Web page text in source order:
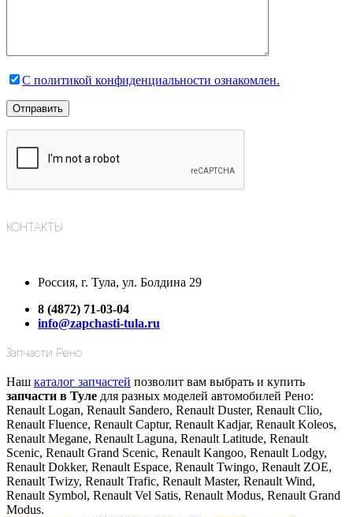
С политикой конфиденциальности ознакомлен.
КОНТАКТЫ
Россия, г. Тула, ул. Болдина 29
8 (4872) 71-03-04
info@zapchasti-tula.ru
Запчасти Рено
Наш каталог запчастей позволит вам выбрать и купить
запчасти в Туле для разных моделей автомобилей Рено:
Renault Logan, Renault Sandero, Renault Duster, Renault Clio,
Renault Fluence, Renault Captur, Renault Kadjar, Renault Koleos,
Renault Megane, Renault Laguna, Renault Latitude, Renault
Scenic, Renault Grand Scenic, Renault Kangoo, Renault Lodgy,
Renault Dokker, Renault Espace, Renault Twingo, Renault ZOE,
Renault Twizy, Renault Trafic, Renault Master, Renault Wind,
Renault Symbol, Renault Vel Satis, Renault Modus, Renault Grand
Modus.